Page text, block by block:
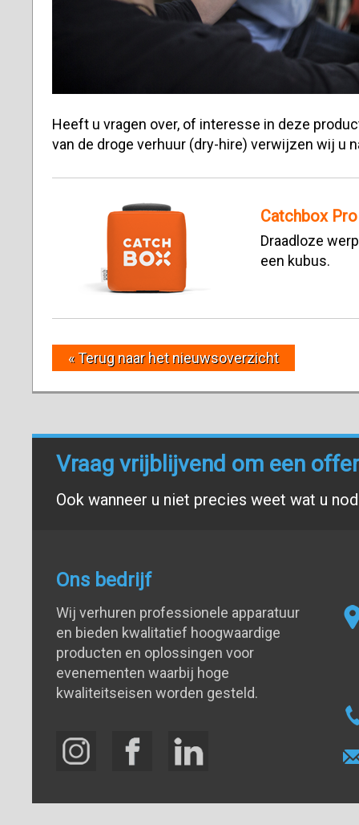
Heeft u vragen over, of interesse in deze
van de droge verhuur (dry-hire) verwijzen wij u
Catchbox Pro
Draadloze
een kubus.
« Terug naar het nieuwsoverzicht
Vraag vrijblijvend om een
Ook wanneer u niet precies weet wat u
Ons bedrijf
Wij verhuren professionele apparatuur
en bieden kwalitatief hoogwaardige
producten en oplossingen voor
evenementen waarbij hoge
kwaliteitseisen worden gesteld.